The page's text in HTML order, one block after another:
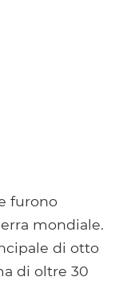
furono
mondiale.
di otto
di oltre 30